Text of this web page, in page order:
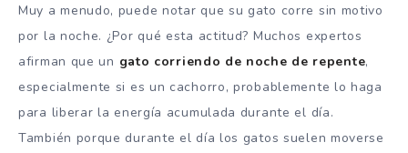
Muy a menudo, puede notar que su gato corre sin motivo
por la noche. ¿Por qué esta actitud? Muchos expertos
afirman que un gato corriendo de noche de repente,
especialmente si es un cachorro, probablemente lo haga
para liberar la energía acumulada durante el día.
También porque durante el día los gatos suelen moverse